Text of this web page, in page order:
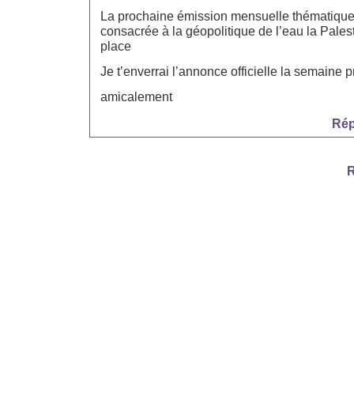
La prochaine émission mensuelle
consacrée à la géopolitique de l’eau la
place
Je t’enverrai l’annonce officielle la semaine
amicalement